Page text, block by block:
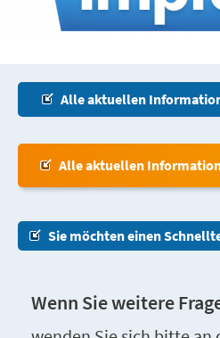
Alle aktuellen
Alle aktuellen
Sie möchten einen
Wenn Sie weitere